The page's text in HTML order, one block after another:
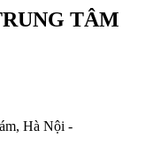
TÂM
Hà Nội -